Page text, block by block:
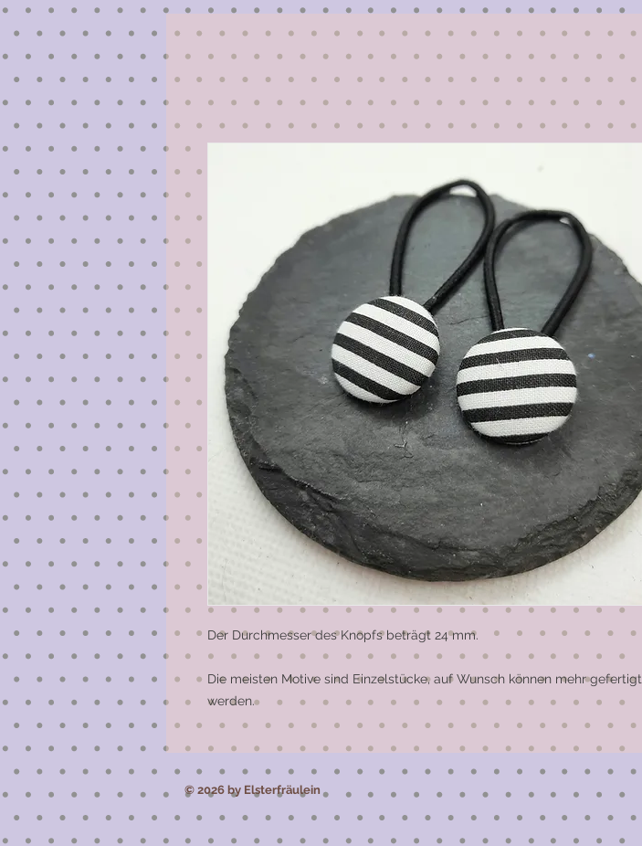
Der Durchmesser des Knopfs beträgt 24 mm.
Die meisten Motive sind Einzelstücke, auf Wunsch können mehr gefertigt
werden.
© 2026 by Elsterfräulein